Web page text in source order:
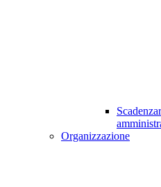
Organizzazione